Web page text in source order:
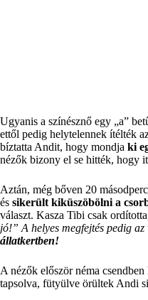
Ugyanis a színésznő egy „a”
ettől pedig helytelennek ítélték
bíztatta Andit, hogy mondja ki
nézők bizony el se hitték, hogy
Aztán, még bőven 20
és sikerült kiküszöbölni a
választ. Kasza Tibi csak
jó!” A helyes megfejtés pedig
állatkertben!
A nézők először néma
tapsolva, fütyülve örültek Andi